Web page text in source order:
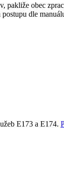
pakliže obec
dle
E173 a E174.